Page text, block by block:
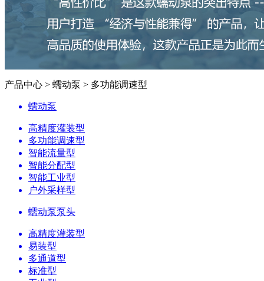
产品中心 > 蠕动泵 > 多功能调速型
蠕动泵
高精度灌装型
多功能调速型
智能流量型
智能分配型
智能工业型
户外采样型
蠕动泵泵头
高精度灌装型
易装型
多通道型
标准型